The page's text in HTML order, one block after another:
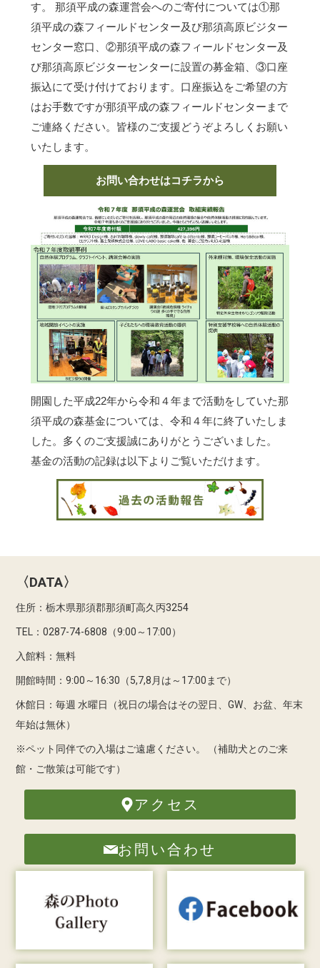
す。 那須平成の森運営会へのご寄付については①那
須平成の森フィールドセンター及び那須高原ビジター
センター窓口、②那須平成の森フィールドセンター及
び那須高原ビジターセンターに設置の募金箱、③口座
振込にて受け付けております。口座振込をご希望の方
はお手数ですが那須平成の森フィールドセンターまで
ご連絡ください。皆様のご支援どうぞよろしくお願い
いたします。
お問い合わせはコチラから
開園した平成22年から令和４年まで活動をしていた那
須平成の森基金については、令和４年に終了いたしま
した。多くのご支援誠にありがとうございました。
基金の活動の記録は以下よりご覧いただけます。
〈DATA〉
住所：栃木県那須郡那須町高久丙3254
TEL：0287-74-6808（9:00～17:00）
入館料：無料
開館時間：9:00～16:30（5,7,8月は～17:00まで）
休館日：毎週 水曜日（祝日の場合はその翌日、GW、お盆、年末
年始は無休）
※ペット同伴での入場はご遠慮ください。
（補助犬とのご来
館・ご散策は可能です）
アクセス
お問い合わせ